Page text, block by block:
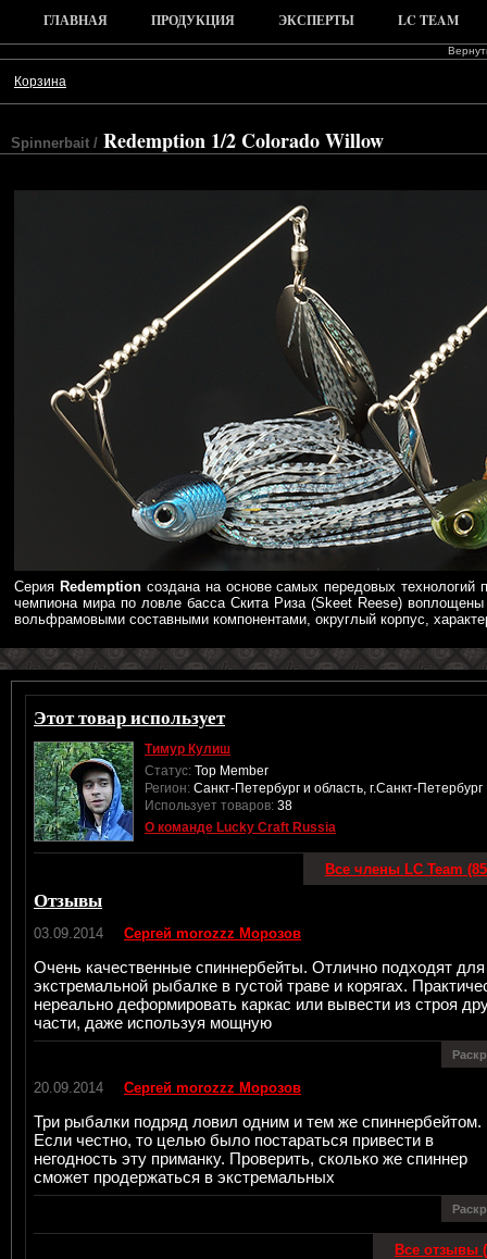
ГЛАВНАЯ ПРОДУКЦИЯ ЭКСПЕРТЫ LC TEAM
Корзина
Spinnerbait / Redemption 1/2 Colorado Willow
Серия Redemptionсоздана на основе самых передовых технологий
чемпиона мира по ловле басса Скита Риза (Skeet Reese)
вольфрамовыми составными компонентами, округлый корпус,
Этот товар использует
Тимур Кулиш
Статус: Top Member
Регион: Санкт-Петербург и область, г.Санкт-Петербург
Использует товаров: 38
О команде Lucky Craft Russia
Все члены LC Team
Отзывы
03.09.2014 Сергей morozzz Морозов
Очень качественные спиннербейты. Отлично подходят для
экстремальной рыбалке в густой траве и корягах.
нереально деформировать каркас или вывести из строя
части, даже используя мощную
20.09.2014 Сергей morozzz Морозов
Три рыбалки подряд ловил одним и тем же спиннербейтом.
Если честно, то целью было постараться привести в
негодность эту приманку. Проверить, сколько же спиннер
сможет продержаться в экстремальных
Все отзывы